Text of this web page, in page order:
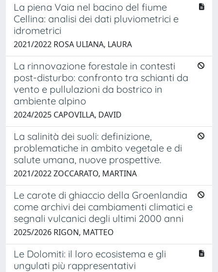
La piena Vaia nel bacino del fiume
Cellina: analisi dei dati pluviometrici e
idrometrici
2021/2022 ROSA ULIANA, LAURA
La rinnovazione forestale in contesti
post-disturbo: confronto tra schianti da
vento e pullulazioni da bostrico in
ambiente alpino
2024/2025 CAPOVILLA, DAVID
La salinità dei suoli: definizione,
problematiche in ambito vegetale e di
salute umana, nuove prospettive.
2021/2022 ZOCCARATO, MARTINA
Le carote di ghiaccio della Groenlandia
come archivi dei cambiamenti climatici e
segnali vulcanici degli ultimi 2000 anni
2025/2026 RIGON, MATTEO
Le Dolomiti: il loro ecosistema e gli
ungulati più rappresentativi